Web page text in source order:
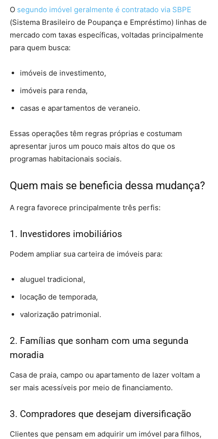
O segundo imóvel geralmente é contratado via SBPE
(Sistema Brasileiro de Poupança e Empréstimo) linhas de
mercado com taxas específicas, voltadas principalmente
para quem busca:
imóveis de investimento,
imóveis para renda,
casas e apartamentos de veraneio.
Essas operações têm regras próprias e costumam
apresentar juros um pouco mais altos do que os
programas habitacionais sociais.
Quem mais se beneficia dessa mudança?
A regra favorece principalmente três perfis:
1. Investidores imobiliários
Podem ampliar sua carteira de imóveis para:
aluguel tradicional,
locação de temporada,
valorização patrimonial.
2. Famílias que sonham com uma segunda
moradia
Casa de praia, campo ou apartamento de lazer voltam a
ser mais acessíveis por meio de financiamento.
3. Compradores que desejam diversificação
Clientes que pensam em adquirir um imóvel para filhos,